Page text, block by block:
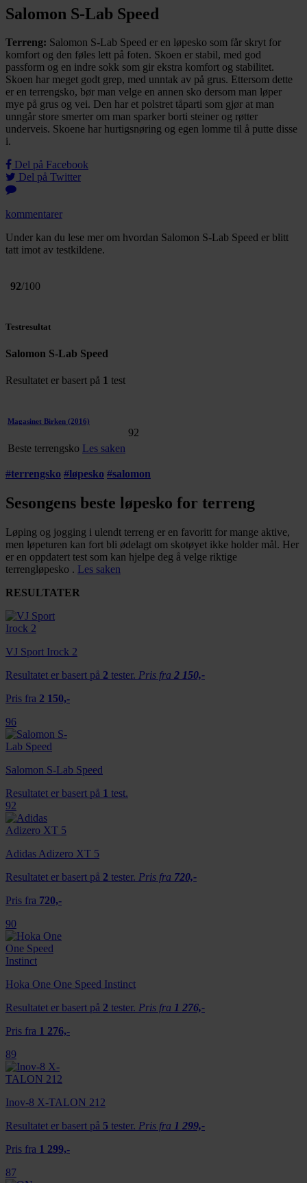
Salomon S-Lab Speed
Terreng: Salomon S-Lab Speed er en løpesko som får skryt for
komfort og den føles lett på foten. Skoen er stabil, med god
passform og en indre sokk som gir ekstra komfort og stabilitet.
Skoen har meget godt grep, med unntak av på grus. Ettersom dette
er en terrengsko, bør man velge en annen sko dersom man løper
mye på grus og vei. Den har et polstret tåparti som gjør at man
unngår store smerter om man sparker borti steiner og røtter
underveis. Skoene har hurtigsnøring og egen lomme til å putte disse
i.
Del på Facebook
Del på Twitter
kommentarer
Under kan du lese mer om hvordan Salomon S-Lab Speed er blitt
tatt imot av testkildene.
92/100
Testresultat
Salomon S-Lab Speed
Resultatet er basert på 1 test
Magasinet Birken (2016)
Beste terrengsko Les saken
92
#terrengsko #løpesko #salomon
Sesongens beste løpesko for terreng
Løping og jogging i ulendt terreng er en favoritt for mange aktive,
men løpeturen kan fort bli ødelagt om skotøyet ikke holder mål. Her
er en oppdatert test som kan hjelpe deg å velge riktige
terrengløpesko . Les saken
RESULTATER
VJ Sport Irock 2
Resultatet er basert på 2 tester. Pris fra 2 150,-
Pris fra 2 150,-
96
Salomon S-Lab Speed
Resultatet er basert på 1 test.
92
Adidas Adizero XT 5
Resultatet er basert på 2 tester. Pris fra 720,-
Pris fra 720,-
90
Hoka One One Speed Instinct
Resultatet er basert på 2 tester. Pris fra 1 276,-
Pris fra 1 276,-
89
Inov-8 X-TALON 212
Resultatet er basert på 5 tester. Pris fra 1 299,-
Pris fra 1 299,-
87